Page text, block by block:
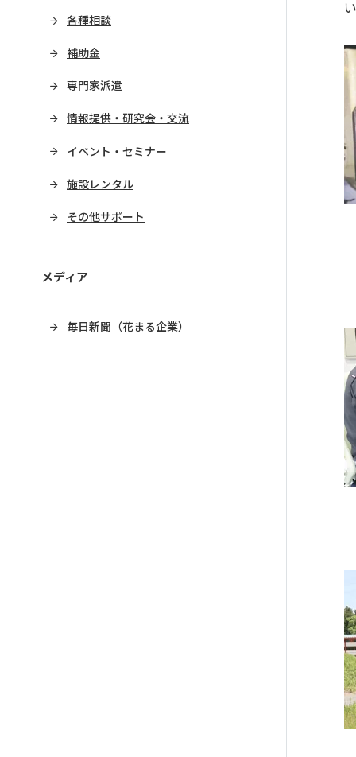
各種相談
補助金
専門家派遣
情報提供・研究会・交流
イベント・セミナー
施設レンタル
その他サポート
メディア
毎日新聞（花まる企業）